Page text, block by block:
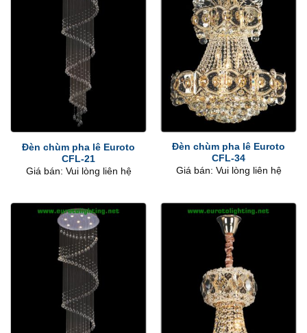
Đèn chùm pha lê Euroto
CFL-21
Giá bán: Vui lòng liên hệ
Đèn chùm pha lê Euroto
CFL-34
Giá bán: Vui lòng liên hệ